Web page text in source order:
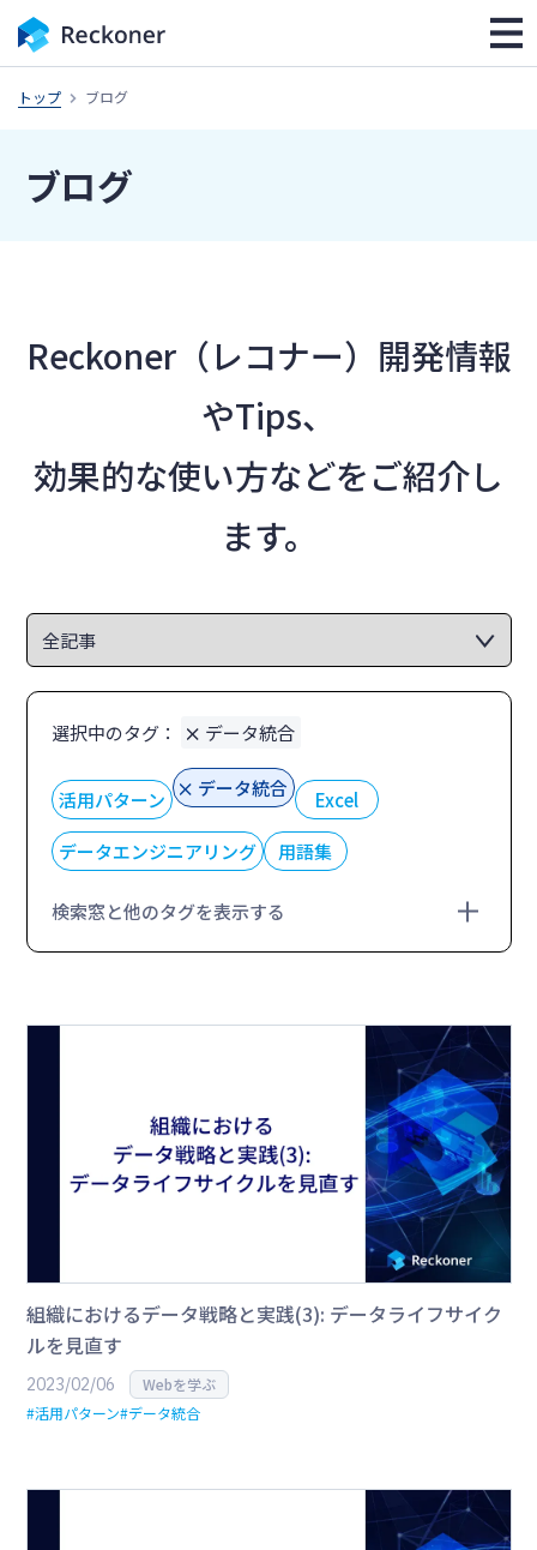
トップ ブログ
ブログ
Reckoner（レコナー）開発情報
やTips、
効果的な使い方などをご紹介し
ます。
選択中のタグ： データ統合
活用パターン データ統合 Excel
データエンジニアリング 用語集
検索窓と他のタグを表示する
組織におけるデータ戦略と実践(3): データライフサイク
ルを見直す
2023/02/06
Webを学ぶ
#活用パターン#データ統合